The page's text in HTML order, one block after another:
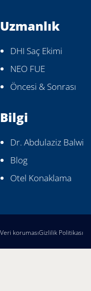
Uzmanlık
DHI Saç Ekimi
NEO FUE
Öncesi & Sonrası
Bilgi
Dr. Abdulaziz Balwi
Blog
Otel Konaklama
Veri korumasıGizlilik Politikası